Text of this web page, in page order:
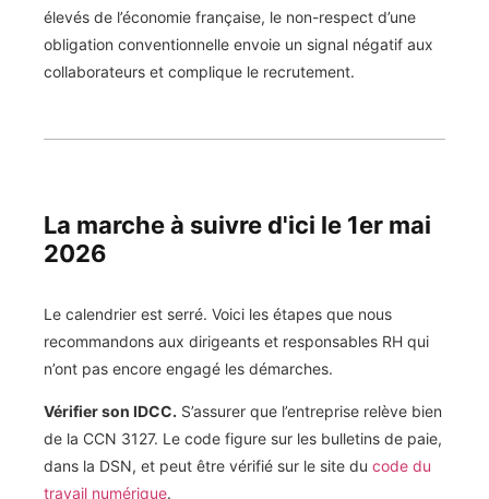
élevés de l’économie française, le non-respect d’une
obligation conventionnelle envoie un signal négatif aux
collaborateurs et complique le recrutement.
La marche à suivre d'ici le 1er mai
2026
Le calendrier est serré. Voici les étapes que nous
recommandons aux dirigeants et responsables RH qui
n’ont pas encore engagé les démarches.
Vérifier son IDCC. S’assurer que l’entreprise relève bien
de la CCN 3127. Le code figure sur les bulletins de paie,
dans la DSN, et peut être vérifié sur le site du code du
travail numérique.